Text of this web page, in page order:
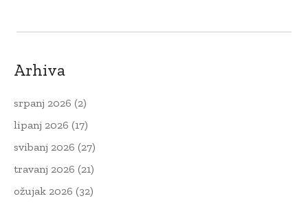
Arhiva
srpanj 2026 (2)
lipanj 2026 (17)
svibanj 2026 (27)
travanj 2026 (21)
ožujak 2026 (32)